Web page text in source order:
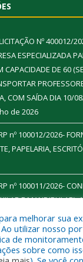
Nº 400012/
ESPECIALIZADA
CAPACIDADE DE 60
COM SAÍDA DIA 10/
de 2026
nº 100012/2026-
PAPELARIA,
nº 100011/2026-
E MANDIBULAR).
a
melhorar sua
utilizar nosso
de
sobre como